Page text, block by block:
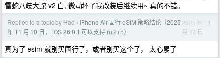
雷蛇八岐大蛇 v2 白, 微动坏了我改装后继续用~ 真的不错。
Replied to a topic by Had › iPhone Air 国行 eSIM 策略结论（2025
年 11 月 10 日， iOS 26.0.1 可以支持 n+2+n）
2025 年 11
月 10 日
真为了 esim 就别买国行了，或者别买这个了， 太心累了